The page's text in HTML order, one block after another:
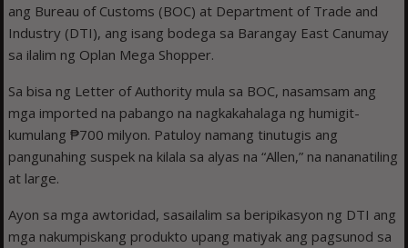
ang Bureau of Customs (BOC) at Department of Trade and
Industry (DTI), ang isang bodega sa Barangay East Canumay
sa ilalim ng Oplan Mega Shopper.
Sa bisa ng Letter of Authority mula sa BOC, nasamsam ang
mga imported na pabango na nagkakahalaga ng humigit-
kumulang ₱700 milyon. Patuloy namang tinutugis ang
pangunahing suspek na kilala sa alyas na “Allen,” na nananatiling
at large.
Ayon sa mga awtoridad, sasailalim sa beripikasyon ng DTI ang
mga nakumpiskang produkto upang matiyak ang pagsunod sa